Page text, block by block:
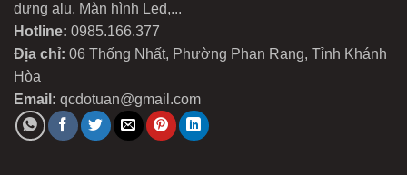
dựng alu, Màn hình Led,...
Hotline: 0985.166.377
Địa chỉ: 06 Thống Nhất, Phường Phan Rang, Tỉnh Khánh
Hòa
Email: qcdotuan@gmail.com